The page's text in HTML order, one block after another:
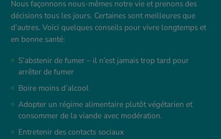
Nous façonnons nous-mêmes notre vie et prenons des
décisions tous les jours. Certaines sont meilleures que
d’autres. Voici quelques conseils pour vivre longtemps et
en bonne santé:
S’abstenir de fumer – il n’est jamais trop tard pour
arrêter de fumer
Boire moins d’alcool
Adopter un régime alimentaire plutôt végétarien et
consommer de la viande avec modération.
Entretenir des contacts sociaux